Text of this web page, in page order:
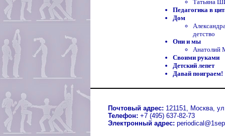
Татьяна
Педагогика в
Дом
детство
Они и мы
Анатолий
Своими руками
Детский лепет
Давай поиграем!
Почтовый адрес: 121151, Москва,
Телефон: +7 (495) 637-82-73
Электронный адрес: